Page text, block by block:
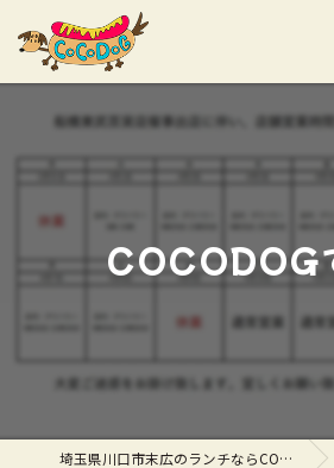
COCODOG
埼玉県川口市末広のランチならCOCODOG